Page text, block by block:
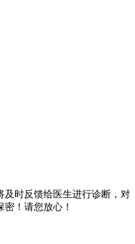
及时反馈给医生进行诊断，对
！请您放心！